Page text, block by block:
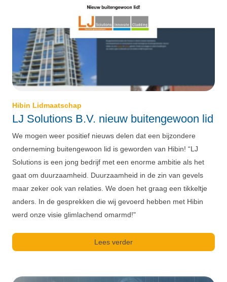
Hibin Lidmaatschap
LJ Solutions B.V. nieuw buitengewoon lid
We mogen weer positief nieuws delen dat een bijzondere
onderneming buitengewoon lid is geworden van Hibin! “LJ
Solutions is een jong bedrijf met een enorme ambitie als het
gaat om duurzaamheid. Duurzaamheid in de zin van gevels
maar zeker ook van relaties. We doen het graag een tikkeltje
anders. In de gesprekken die wij gevoerd hebben met Hibin
werd onze visie glimlachend omarmd!"
Lees verder